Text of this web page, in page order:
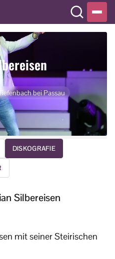
bei Passau
DISKOGRAFIE
Silbereisen
mit seiner Steirischen